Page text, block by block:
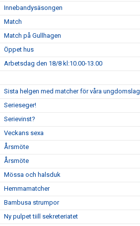
Innebandysäsongen
Match
Match på Gullhagen
Öppet hus
Arbetsdag den 18/8 kl:10.00-13.00
Sista helgen med matcher för våra ungdomslag
Serieseger!
Serievinst?
Veckans sexa
Årsmöte
Årsmöte
Mössa och halsduk
Hemmamatcher
Bambusa strumpor
Ny pulpet tiill sekreteriatet